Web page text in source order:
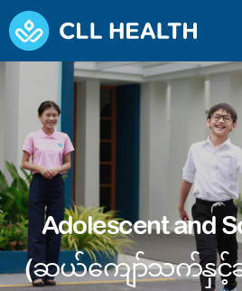
Adolescent and
(ဆယ်ကျော်သက်နှင့်